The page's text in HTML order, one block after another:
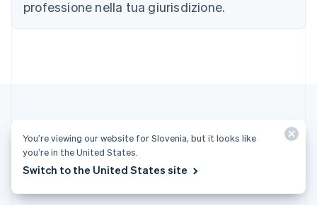
professione nella tua giurisdizione.
Altri articoli
Vedi tutti gli articoli relativi agli addebiti
Cipro
English
Finlandia
English Svenska
FrançaisEnglish
You’re viewing our website for Slovenia, but it looks like
you’re in the United States.
Switch to the United States site